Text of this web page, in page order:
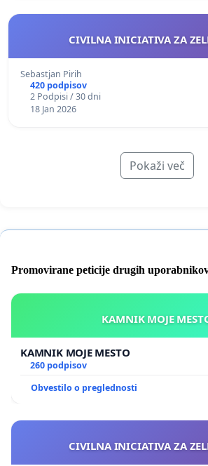
CIVILNA INICIATIVA ZA
Sebastjan Pirih
420 podpisov
2 Podpisi / 30 dni
18 Jan 2026
Pokaži več
Promovirane peticije drugih
KAMNIK MOJE
KAMNIK MOJE MESTO
260 podpisov
Obvestilo o preglednosti
CIVILNA INICIATIVA ZA